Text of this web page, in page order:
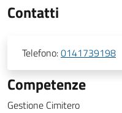
Contatti
Telefono:0141739198
Competenze
Gestione Cimitero